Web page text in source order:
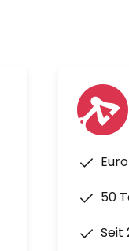
50
Seit